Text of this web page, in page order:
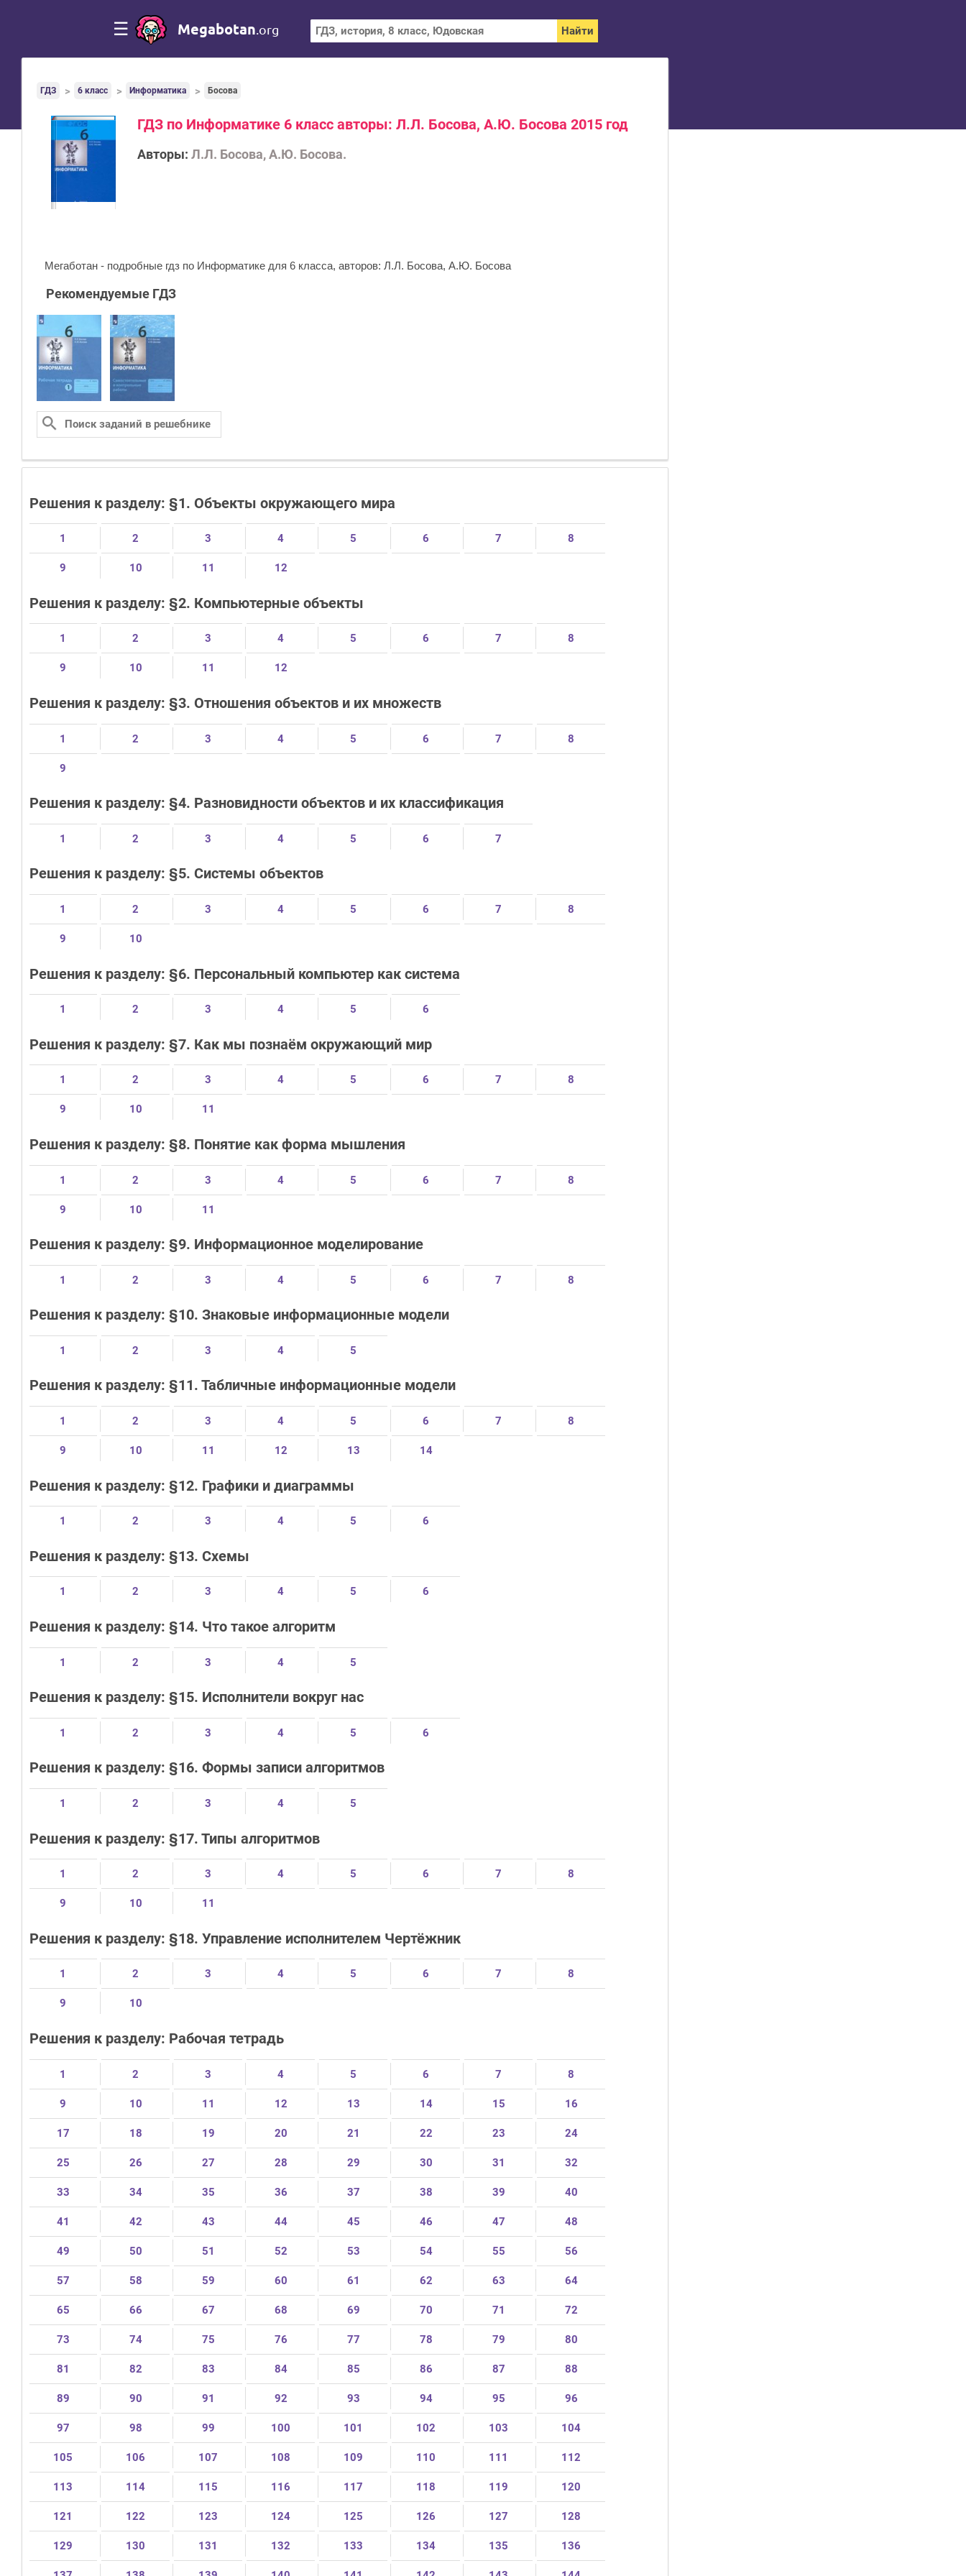
☰ Megabotan .org
ГДЗ 6 класс Информатика Босова
ГДЗ по Информатике 6 класс авторы: Л.Л. Босова, А.Ю. Босова 2015 год
Авторы: Л.Л. Босова, А.Ю. Босова.
Мегаботан - подробные гдз по Информатике для 6 класса, авторов: Л.Л. Босова, А.Ю. Босова
Рекомендуемые ГДЗ
Решения к разделу: §1. Объекты окружающего мира
1 2 3 4 5 6 7 8
9 10 11 12
Решения к разделу: §2. Компьютерные объекты
1 2 3 4 5 6 7 8
9 10 11 12
Решения к разделу: §3. Отношения объектов и их множеств
1 2 3 4 5 6 7 8
9
Решения к разделу: §4. Разновидности объектов и их классификация
1 2 3 4 5 6 7
Решения к разделу: §5. Системы объектов
1 2 3 4 5 6 7 8
9 10
Решения к разделу: §6. Персональный компьютер как система
1 2 3 4 5 6
Решения к разделу: §7. Как мы познаём окружающий мир
1 2 3 4 5 6 7 8
9 10 11
Решения к разделу: §8. Понятие как форма мышления
1 2 3 4 5 6 7 8
9 10 11
Решения к разделу: §9. Информационное моделирование
1 2 3 4 5 6 7 8
Решения к разделу: §10. Знаковые информационные модели
1 2 3 4 5
Решения к разделу: §11. Табличные информационные модели
1 2 3 4 5 6 7 8
9 10 11 12 13 14
Решения к разделу: §12. Графики и диаграммы
1 2 3 4 5 6
Решения к разделу: §13. Схемы
1 2 3 4 5 6
Решения к разделу: §14. Что такое алгоритм
1 2 3 4 5
Решения к разделу: §15. Исполнители вокруг нас
1 2 3 4 5 6
Решения к разделу: §16. Формы записи алгоритмов
1 2 3 4 5
Решения к разделу: §17. Типы алгоритмов
1 2 3 4 5 6 7 8
9 10 11
Решения к разделу: §18. Управление исполнителем Чертёжник
1 2 3 4 5 6 7 8
9 10
Решения к разделу: Рабочая тетрадь
1 2 3 4 5 6 7 8
9 10 11 12 13 14 15 16
17 18 19 20 21 22 23 24
25 26 27 28 29 30 31 32
33 34 35 36 37 38 39 40
41 42 43 44 45 46 47 48
49 50 51 52 53 54 55 56
57 58 59 60 61 62 63 64
65 66 67 68 69 70 71 72
73 74 75 76 77 78 79 80
81 82 83 84 85 86 87 88
89 90 91 92 93 94 95 96
97 98 99 100 101 102 103 104
105 106 107 108 109 110 111 112
113 114 115 116 117 118 119 120
121 122 123 124 125 126 127 128
129 130 131 132 133 134 135 136